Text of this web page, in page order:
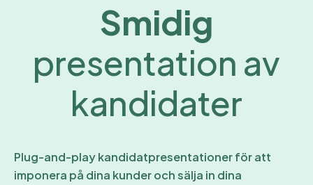
Smidig
presentation av
kandidater
Plug-and-play kandidatpresentationer för att
imponera på dina kunder och sälja in dina